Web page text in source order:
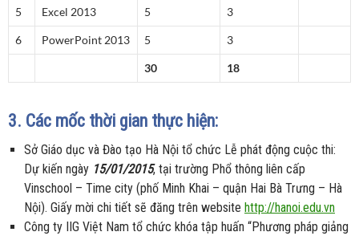
5 Excel 2013 5 3
6 PowerPoint 2013 5 3
30 18
3. Các mốc thời gian thực hiện:
Sở Giáo dục và Đào tạo Hà Nội tổ chức Lễ phát động cuộc thi:
Dự kiến ngày 15/01/2015, tại trường Phổ thông liên cấp
Vinschool – Time city (phố Minh Khai – quận Hai Bà Trưng – Hà
Nội). Giấy mời chi tiết sẽ đăng trên website http://hanoi.edu.vn
Công ty IIG Việt Nam tổ chức khóa tập huấn “Phương pháp giảng